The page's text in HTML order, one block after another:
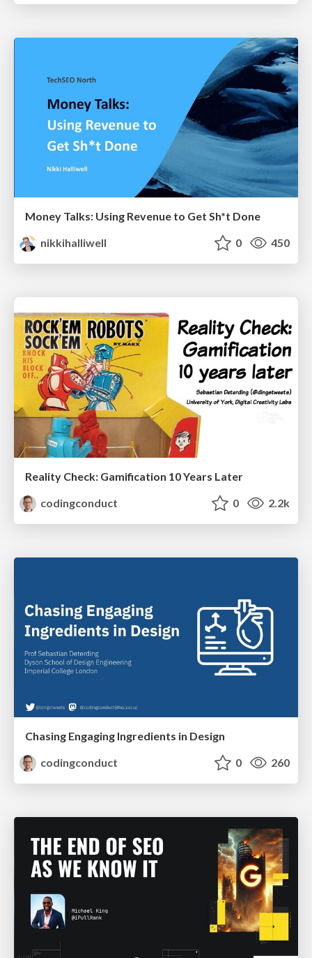
Money Talks: Using Revenue to Get Sh*t Done
nikkihalliwell
0 450
Reality Check: Gamification 10 Years Later
codingconduct
0 2.2k
Chasing Engaging Ingredients in Design
codingconduct
0 260